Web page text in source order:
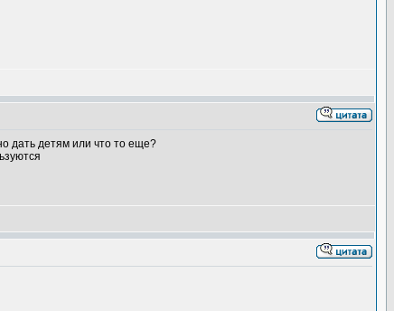
дать детям или что то еще?